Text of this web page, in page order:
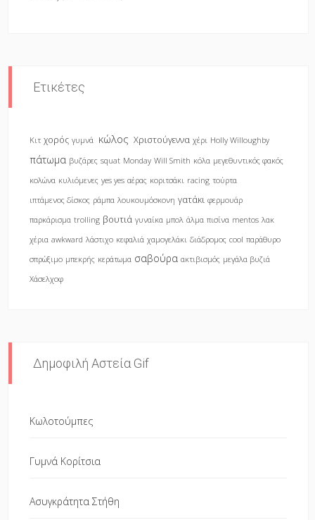
Ετικέτες
Κιτ χορός γυμνά κώλος Χριστούγεννα χέρι Holly Willoughby
πάτωμα βυζάρες squat Monday Will Smith κόλα μεγεθυντικός φακός
κολώνα κυλιόμενες yes yes αέρας κοριτσάκι racing τούρτα
ιπτάμενος δίσκος ράμπα λουκουμόσκονη γατάκι φερμουάρ
παρκάρισμα trolling βουτιά γυναίκα μπολ άλμα πισίνα mentos λακ
χέρια awkward λάστιχο κεφαλιά χαμογελάκι διάδρομος cool παράθυρο
σπρώξιμο μπεκρής κεράτωμα σαβούρα ακτιβισμός μεγάλα βυζιά
Χάσελχοφ
Δημοφιλή Αστεία Gif
Κωλοτούμπες
Γυμνά Κορίτσια
Ασυγκράτητα Στήθη